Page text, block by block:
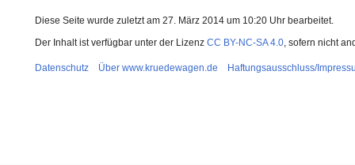
Diese Seite wurde zuletzt am 27. März 2014 um 10:20 Uhr bearbeitet.
Der Inhalt ist verfügbar unter der Lizenz CC BY-NC-SA 4.0, sofern nicht
Datenschutz Über www.kruedewagen.de Haftungsausschluss/